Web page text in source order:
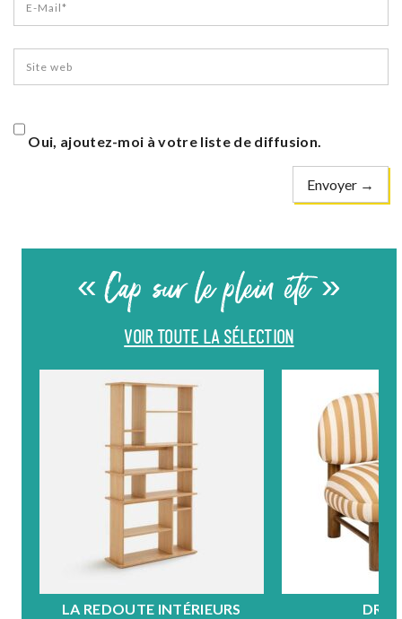
Oui, ajoutez-moi à votre liste de diffusion.
« Cap sur le plein été »
VOIR TOUTE LA SÉLECTION
LA REDOUTE INTÉRIEURS